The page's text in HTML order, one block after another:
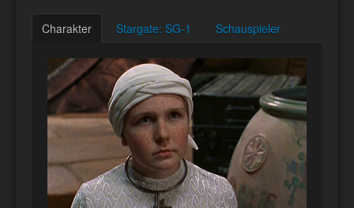
Charakter Stargate: SG-1 Schauspieler